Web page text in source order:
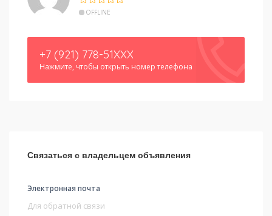
OFFLINE
+7 (921) 778-51XXX
Нажмите, чтобы открыть номер телефона
Связаться с владельцем объявления
Электронная почта